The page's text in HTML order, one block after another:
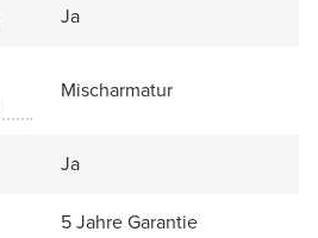
Ja
Mischarmatur
Ja
5 Jahre Garantie